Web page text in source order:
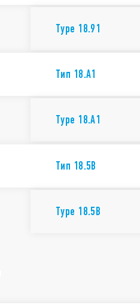
Type 18.91
Тип 18.A1
Type 18.A1
Тип 18.5B
Type 18.5B